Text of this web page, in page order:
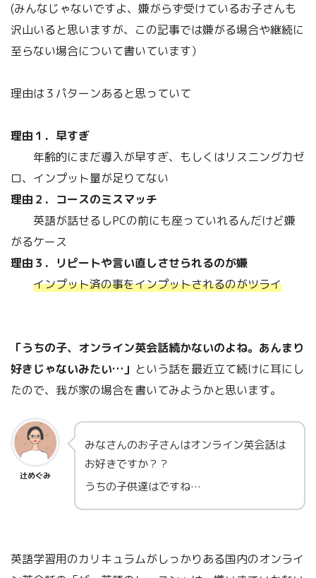
(みんなじゃないですよ、嫌がらず受けているお子さんも
沢山いると思いますが、この記事では嫌がる場合や継続に
至らない場合について書いています）
理由は３パターンあると思っていて
理由１．早すぎ
年齢的にまだ導入が早すぎ、もしくはリスニング力ゼ
ロ、インプット量が足りてない
理由２．コースのミスマッチ
英語が話せるしPCの前にも座っていれるんだけど嫌
がるケース
理由３．リピートや言い直しさせられるのが嫌
インプット済の事をインプットされるのがツライ
「うちの子、オンライン英会話続かないのよね。あんまり
好きじゃないみたい…」 という話を最近立て続けに耳にし
たので、我が家の場合を書いてみようかと思います。
辻めぐみ
みなさんのお子さんはオンライン英会話は
お好きですか？？
うちの子供達はですね…
英語学習用のカリキュラムがしっかりある国内のオンライ